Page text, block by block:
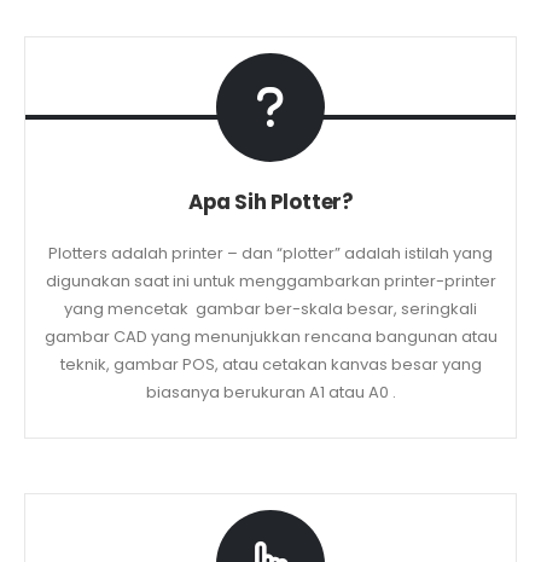
Apa Sih Plotter?
Plotters adalah printer – dan “plotter” adalah istilah yang
digunakan saat ini untuk menggambarkan printer-printer
yang mencetak gambar ber-skala besar, seringkali
gambar CAD yang menunjukkan rencana bangunan atau
teknik, gambar POS, atau cetakan kanvas besar yang
biasanya berukuran A1 atau A0 .